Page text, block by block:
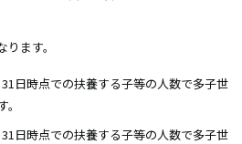
ます。
日時点での扶養する子等の人数で多子世
日時点での扶養する子等の人数で多子世